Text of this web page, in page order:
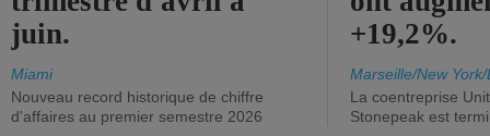
juin.
Miami
Nouveau record historique de chiffre
d'affaires au premier semestre 2026
+19,2%.
Marseille/New
La coentreprise
Stonepeak est